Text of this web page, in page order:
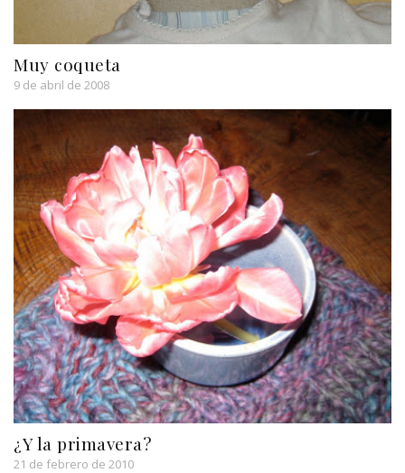
Muy coqueta
9 de abril de 2008
¿Y la primavera?
21 de febrero de 2010